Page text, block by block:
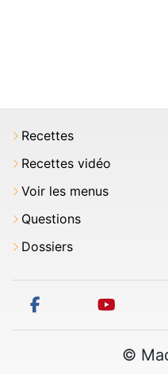
Recettes
Recettes vidéo
Voir les menus
Questions
Dossiers
facebook
©